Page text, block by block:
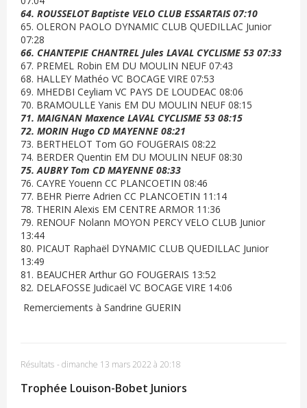
64. ROUSSELOT Baptiste VELO CLUB ESSARTAIS 07:10
65. OLERON PAOLO DYNAMIC CLUB QUEDILLAC Junior
07:28
66. CHANTEPIE CHANTREL Jules LAVAL CYCLISME 53 07:33
67. PREMEL Robin EM DU MOULIN NEUF 07:43
68. HALLEY Mathéo VC BOCAGE VIRE 07:53
69. MHEDBI Ceyliam VC PAYS DE LOUDEAC 08:06
70. BRAMOULLE Yanis EM DU MOULIN NEUF 08:15
71. MAIGNAN Maxence LAVAL CYCLISME 53 08:15
72. MORIN Hugo CD MAYENNE 08:21
73. BERTHELOT Tom GO FOUGERAIS 08:22
74. BERDER Quentin EM DU MOULIN NEUF 08:30
75. AUBRY Tom CD MAYENNE 08:33
76. CAYRE Youenn CC PLANCOETIN 08:46
77. BEHR Pierre Adrien CC PLANCOETIN 11:14
78. THERIN Alexis EM CENTRE ARMOR 11:36
79. RENOUF Nolann MOYON PERCY VELO CLUB Junior
13:44
80. PICAUT Raphaël DYNAMIC CLUB QUEDILLAC Junior
13:49
81. BEAUCHER Arthur GO FOUGERAIS 13:52
82. DELAFOSSE Judicaël VC BOCAGE VIRE 14:06
Remerciements à Sandrine GUERIN
Résultats - dimanche 13 mars 2022 à 20:18
Trophée Louison-Bobet Juniors